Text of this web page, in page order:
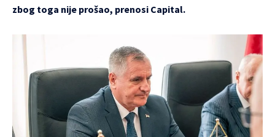
zbog toga nije prošao, prenosi Capital.